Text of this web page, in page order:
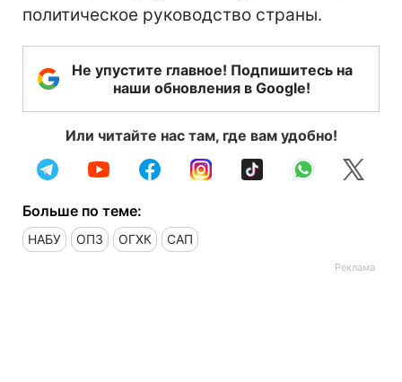
политическое руководство страны.
Не упустите главное! Подпишитесь на
наши обновления в Google!
Или читайте нас там, где вам удобно!
Больше по теме:
НАБУ ОПЗ ОГХК САП